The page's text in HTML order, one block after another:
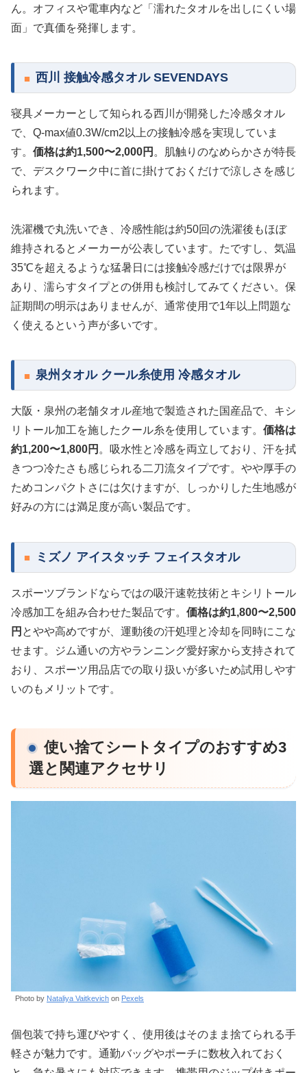
ん。オフィスや電車内など「濡れたタオルを出しにくい場
面」で真価を発揮します。
西川 接触冷感タオル SEVENDAYS
寝具メーカーとして知られる西川が開発した冷感タオル
で、Q-max値0.3W/cm2以上の接触冷感を実現していま
す。 価格は約1,500〜2,000円 。肌触りのなめらかさが特長
で、デスクワーク中に首に掛けておくだけで涼しさを感じ
られます。
洗濯機で丸洗いでき、冷感性能は約50回の洗濯後もほぼ
維持されるとメーカーが公表しています。たですし、気温
35℃を超えるような猛暑日には接触冷感だけでは限界が
あり、濡らすタイプとの併用も検討してみてください。保
証期間の明示はありませんが、通常使用で1年以上問題な
く使えるという声が多いです。
泉州タオル クール糸使用 冷感タオル
大阪・泉州の老舗タオル産地で製造された国産品で、キシ
リトール加工を施したクール糸を使用しています。 価格は
約1,200〜1,800円 。吸水性と冷感を両立しており、汗を拭
きつつ冷たさも感じられる二刀流タイプです。やや厚手の
ためコンパクトさには欠けますが、しっかりした生地感が
好みの方には満足度が高い製品です。
ミズノ アイスタッチ フェイスタオル
スポーツブランドならではの吸汗速乾技術とキシリトール
冷感加工を組み合わせた製品です。 価格は約1,800〜2,500
円 とやや高めですが、運動後の汗処理と冷却を同時にこな
せます。ジム通いの方やランニング愛好家から支持されて
おり、スポーツ用品店での取り扱いが多いため試用しやす
いのもメリットです。
使い捨てシートタイプのおすすめ3
選と関連アクセサリ
Photo by Nataliya Vaitkevich on Pexels
個包装で持ち運びやすく、使用後はそのまま捨てられる手
軽さが魅力です。通勤バッグやポーチに数枚入れておく